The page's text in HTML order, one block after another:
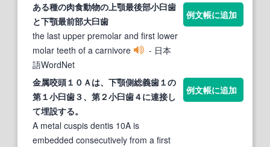
ある種の肉食動物の上顎最後部小臼歯
と下顎最前部大臼歯
the last upper premolar and first lower
molar teeth of a carnivore
- 日本
語WordNet
例文帳に追加
金属咬頭１０Ａは、下顎側総義歯１の
第１小臼歯３、第２小臼歯４に連接し
て埋設する。
A metal cuspis dentis 10A is
embedded consecutively from a first
例文帳に追加